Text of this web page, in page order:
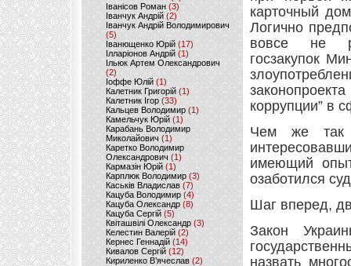
Іванісов Роман (3)
Іванчук Андрій(2)
Іванчук Андрій Володимирович
(5)
Іванющенко Юрій (17)
Ілларіонов Андрій (1)
Ільюк Артем Олександрович
(2)
Іоффе Юлій (1)
Калетник Григорій(1)
Калетник Ігор (33)
Кальцев Володимир(1)
Камельчук Юрій (1)
Карабань Володимир
Миколайович (1)
Каретко Володимир
Олександрович (1)
Кармазін Юрій(1)
Карплюк Володимир(3)
Каськів Владислав (7)
Кацуба Володимир (4)
Кацуба Олександр (8)
Кацуба Сергій (5)
Квіташвілі Олександр(3)
Келестин Валерій(2)
Кернес Геннадій (14)
Кивалов Сергій (12)
Кириленко В’ячеслав (2)
карточный
Логично
вовсе не
госзакупок
коррупции” в
Чем же так
имеющий
озаботился
Шаг вперед,
Закон
назвать